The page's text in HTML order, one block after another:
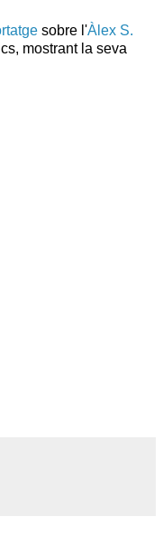
sobre l'Àlex S.
mostrant la seva